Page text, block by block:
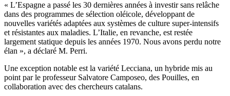
« L’Espagne a passé les 30 dernières années à investir sans relâche
dans des programmes de sélection oléicole, développant de
nouvelles variétés adaptées aux systèmes de culture super-intensifs
et résistantes aux maladies. L’Italie, en revanche, est restée
largement statique depuis les années 1970. Nous avons perdu notre
élan », a déclaré M. Perri.
Une exception notable est la variété Lecciana, un hybride mis au
point par le professeur Salvatore Camposeo, des Pouilles, en
collaboration avec des chercheurs catalans.